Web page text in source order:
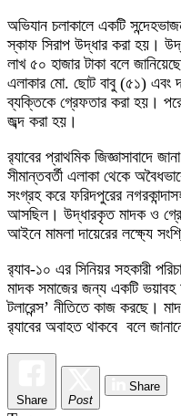
অভিযান চলাকালে একটি
স্কাফ সিরাপ উদ্ধার করা হয়।
লাখ ৫০ হাজার টাকা বলে
এলাকার মো. ছোট বাবু (৫১) এবং
ব্যক্তিকে গ্রেফতার করা হয়।
জব্দ করা হয়।
র‌্যাবের প্রাথমিক জিজ্ঞাসাবাদে
সীমান্তবর্তী এলাকা থেকে
সংগ্রহ করে ফরিদপুরের
আসছিল। উদ্ধারকৃত মাদক ও
আইনে মামলা দায়েরের লক্ষ্যে
র‌্যাব-১০ এর সিনিয়র সহকারী
মাদক সমাজের জন্য একটি ভয়াবহ
টলারেন্স’ নীতিতে কাজ করছে।
র‌্যাবের অবাহত থাকবে ‌ বলে
Share Post
Share